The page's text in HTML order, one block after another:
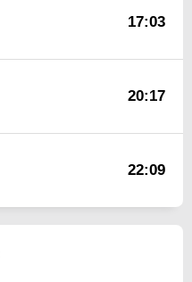
17:03
20:17
22:09